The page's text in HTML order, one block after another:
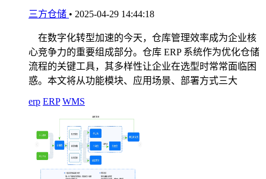
三方仓储 • 2025-04-29 14:44:18
在数字化转型加速的今天，仓库管理效率成为企业核
心竞争力的重要组成部分。仓库 ERP 系统作为优化仓储
流程的关键工具，其多样性让企业在选型时常常面临困
惑。本文将从功能模块、应用场景、部署方式三大
erp ERP WMS